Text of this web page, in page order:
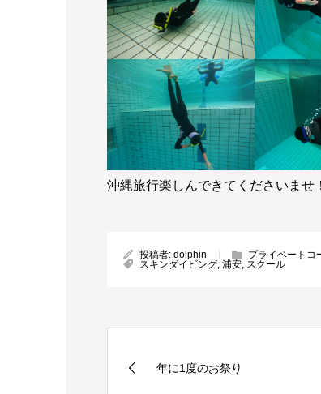
沖縄旅行楽しんできてくださいませ！
投稿者: dolphin プライベートコ
スキンダイビング 浦安 スクール
年に1度のお祭り